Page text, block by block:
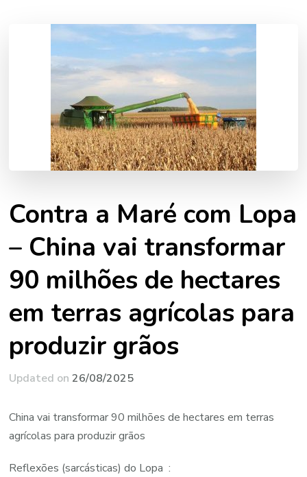
Contra a Maré com Lopa
– China vai transformar
90 milhões de hectares
em terras agrícolas para
produzir grãos
Updated on26/08/2025
China vai transformar 90 milhões de hectares em terras
agrícolas para produzir grãos
Reflexões (sarcásticas) do Lopa :